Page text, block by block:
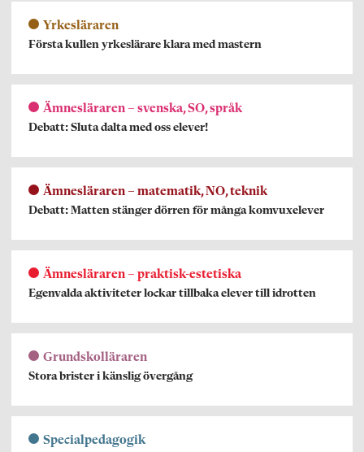
Yrkesläraren
Första kullen yrkeslärare klara med mastern
Ämnesläraren – svenska, SO, språk
Debatt: Sluta dalta med oss elever!
Ämnesläraren – matematik, NO, teknik
Debatt: Matten stänger dörren för många komvuxelever
Ämnesläraren – praktisk-estetiska
Egenvalda aktiviteter lockar tillbaka elever till idrotten
Grundskolläraren
Stora brister i känslig övergång
Specialpedagogik